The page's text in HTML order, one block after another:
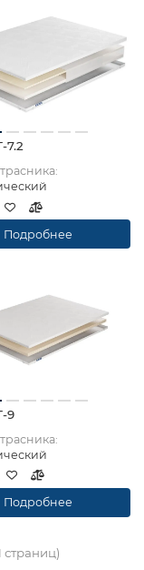
7.2
Подробнее
9
Подробнее
страниц)